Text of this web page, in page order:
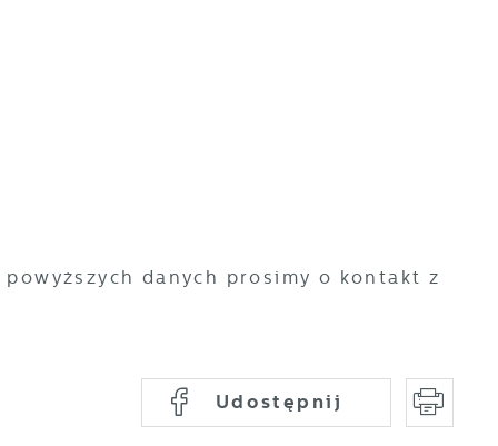
danych prosimy o kontakt z
Udostępnij